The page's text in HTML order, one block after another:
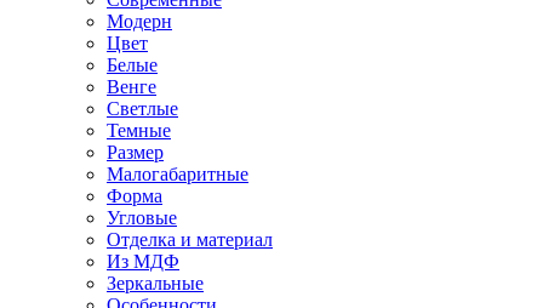
Модерн
Цвет
Белые
Венге
Светлые
Темные
Размер
Малогабаритные
Форма
Угловые
Отделка и материал
Из МДФ
Зеркальные